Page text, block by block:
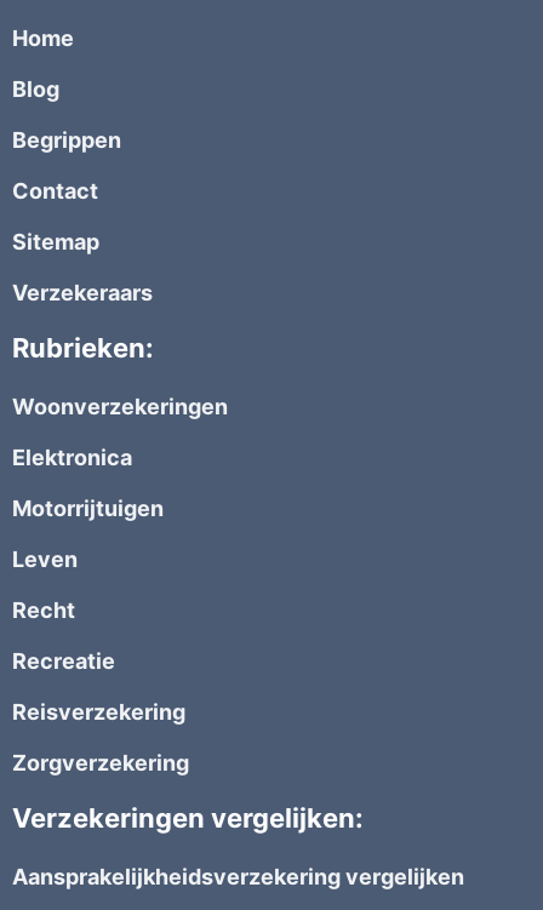
Home
Blog
Begrippen
Contact
Sitemap
Verzekeraars
Rubrieken:
Woonverzekeringen
Elektronica
Motorrijtuigen
Leven
Recht
Recreatie
Reisverzekering
Zorgverzekering
Verzekeringen vergelijken:
Aansprakelijkheidsverzekering vergelijken